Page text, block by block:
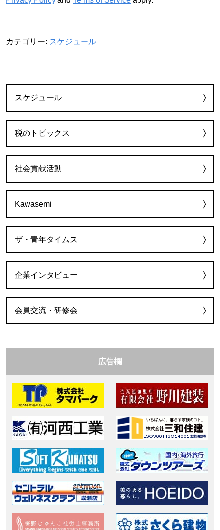
カテゴリー: スケジュール
スケジュール
税のトピックス
社会貢献活動
Kawasemi
ザ・青年タイムス
企業インタビュー
会員交流・研修会
広告欄